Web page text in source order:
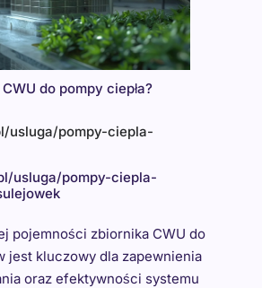
do pompy ciepła?
usluga/pompy-ciepla-
pojemności zbiornika CWU do
jest kluczowy dla zapewnienia
oraz efektywności systemu